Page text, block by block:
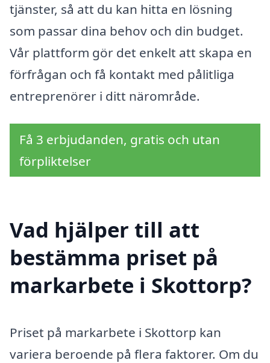
tjänster, så att du kan hitta en lösning
som passar dina behov och din budget.
Vår plattform gör det enkelt att skapa en
förfrågan och få kontakt med pålitliga
entreprenörer i ditt närområde.
Få 3 erbjudanden, gratis och utan
förpliktelser
Vad hjälper till att
bestämma priset på
markarbete i Skottorp?
Priset på markarbete i Skottorp kan
variera beroende på flera faktorer. Om du